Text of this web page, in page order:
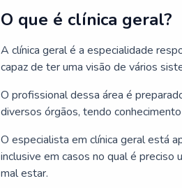
O que é clínica geral?
A clínica geral é a especialidade
capaz de ter uma visão de vários
O profissional dessa área é
diversos órgãos, tendo
O especialista em clínica geral está
inclusive em casos no qual é preciso
mal estar.